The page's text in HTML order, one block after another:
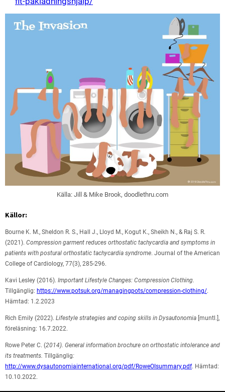
Källa: Jill & Mike Brook, doodlethru.com
Källor:
Bourne K. M., Sheldon R. S., Hall J., Lloyd M., Kogut K., Sheikh N., & Raj S. R.
(2021). Compression garment reduces orthostatic tachycardia and symptoms in
patients with postural orthostatic tachycardia syndrome. Journal of the American
College of Cardiology, 77(3), 285-296.
Kavi Lesley (2016). Important Lifestyle Changes: Compression Clothing.
Tillgänglig: https://www.potsuk.org/managingpots/compression-clothing/.
Hämtad: 1.2.2023
Rich Emily (2022). Lifestyle strategies and coping skills in Dysautonomia [muntl.],
föreläsning: 16.7.2022.
Rowe Peter C. (2014). General information brochure on orthostatic intolerance and
its treatments. Tillgänglig:
http://www.dysautonomiainternational.org/pdf/RoweOIsummary.pdf. Hämtad:
10.10.2022.